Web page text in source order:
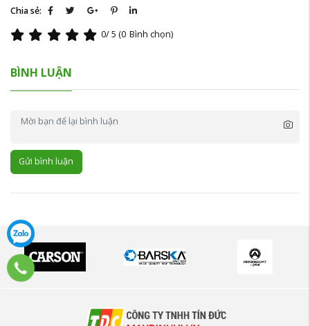
Chia sẻ:
0/ 5 (0 Bình chọn)
BÌNH LUẬN
Gửi bình luận